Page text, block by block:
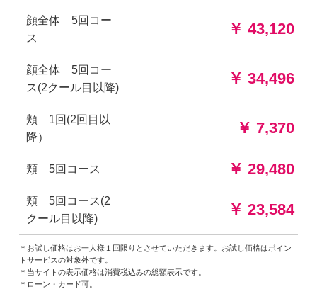
顔全体 5回コー
ス
￥ 43,120
顔全体 5回コー
ス(2クール目以降)
￥ 34,496
頬 1回(2回目以
降）
￥ 7,370
頬 5回コース ￥ 29,480
頬 5回コース(2
クール目以降)
￥ 23,584
＊お試し価格はお一人様１回限りとさせていただきます。お試し価格はポイン
トサービスの対象外です。
＊当サイトの表示価格は消費税込みの総額表示です。
＊ローン・カード可。